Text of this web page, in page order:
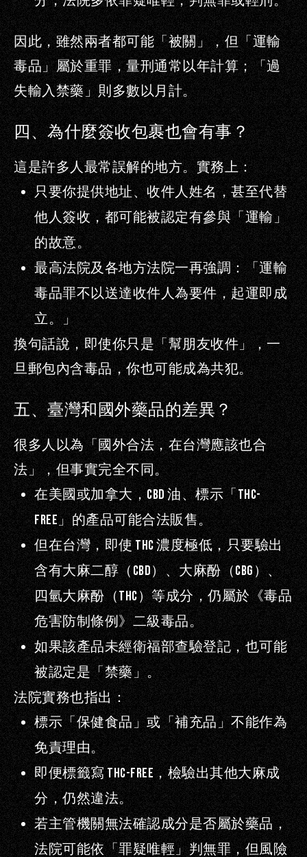
因此，雖然兩者都可能「被關」，但「運輸
毒品」屬於重罪，量刑通常以年計算；「過
失輸入禁藥」則多數以月計。
四、為什麼簽收包裹也會有事？
這是許多人最常誤解的地方。實務上：
只要你提供地址、收件人姓名，甚至代替
他人簽收，都可能被認定有參與「運輸」
的故意。
最高法院及各地方法院一再強調：「運輸
毒品罪不以送達收件人為要件，起運即成
立。」
換句話說，即使你只是「幫朋友收件」，一
旦郵包內含毒品，你也可能成為共犯。
五、臺灣和國外藥品的差異？
很多人以為「國外合法，在台灣應該也合
法」，但事實完全不同。
在美國或加拿大，CBD油、標示「 THC-
FREE 」的產品可能合法販售。
但在台灣，即使THC濃度極低，只要驗出
含有大麻二醇（CBD）、大麻酚（CBG ）、
四氫大麻酚（THC）等成分，仍屬於《毒品
危害防制條例》二級毒品。
如果該產品未經衛福部查驗登記，也可能
被認定是「禁藥」。
法院實務也指出：
標示「保健食品」或「補充品」不能作為
免責理由。
即便標籤寫THC-Free ，檢驗出其他大麻成
分，仍然違法。
若主管機關無法確認成分是否屬於藥品，
法院可能依「罪疑唯輕」判無罪，但風險